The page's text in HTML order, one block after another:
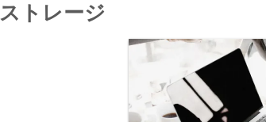
ストレージ